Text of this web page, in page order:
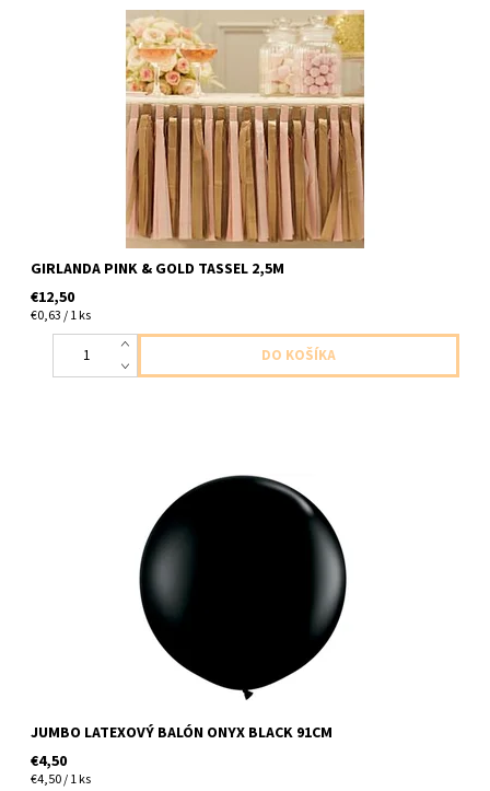
papierova girlanda strapcova zlata a ruzova 2ks strapcov v
baleni dlha 2,5m
GIRLANDA PINK & GOLD TASSEL 2,5M
€12,50
€0,63 / 1 ks
latexový balón čierny 1ks v balení veľkosť 91cm dodavame
JUMBO LATEXOVÝ BALÓN ONYX BLACK 91CM
€4,50
€4,50 / 1 ks